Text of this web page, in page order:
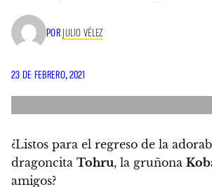
POR JULIO VÉLEZ
23 DE FEBRERO, 2021
¿Listos para el regreso de la
dragoncita Tohru, la gruñona
amigos?